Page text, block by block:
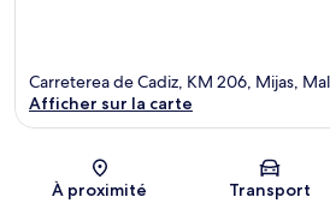
Carte
Carreterea de Cadiz, KM 206, Mijas,
Afficher sur la carte
À proximité Transport